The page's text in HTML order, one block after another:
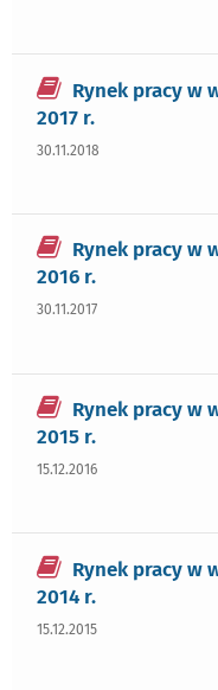
Rynek pracy w
2017 r.
30.11.2018
Rynek pracy w
2016 r.
30.11.2017
Rynek pracy w
2015 r.
15.12.2016
Rynek pracy w
2014 r.
15.12.2015